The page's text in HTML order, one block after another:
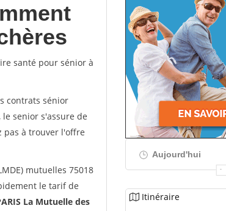
santé pour sénior à
contrats sénior
senior s'assure de
pas à trouver l'offre
mutuelles 75018
le tarif de
La Mutuelle des
Aujourd'hui
Itinéraire